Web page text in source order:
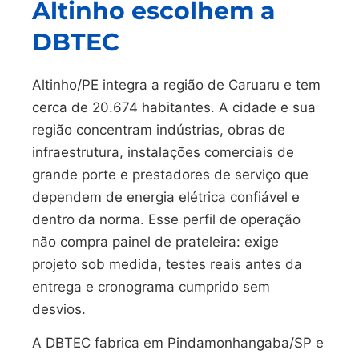
Altinho escolhem a
DBTEC
Altinho/PE integra a região de Caruaru e tem
cerca de 20.674 habitantes. A cidade e sua
região concentram indústrias, obras de
infraestrutura, instalações comerciais de
grande porte e prestadores de serviço que
dependem de energia elétrica confiável e
dentro da norma. Esse perfil de operação
não compra painel de prateleira: exige
projeto sob medida, testes reais antes da
entrega e cronograma cumprido sem
desvios.
A DBTEC fabrica em Pindamonhangaba/SP e